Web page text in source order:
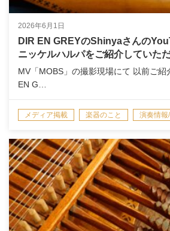
2026年6月1日
DIR EN GREYのShinyaさんの
ニッケルハルパをご紹介していた
MV「MOBS」の撮影現場にて 以前ご紹
EN G…
メディア掲載 楽器のこと 演奏情報